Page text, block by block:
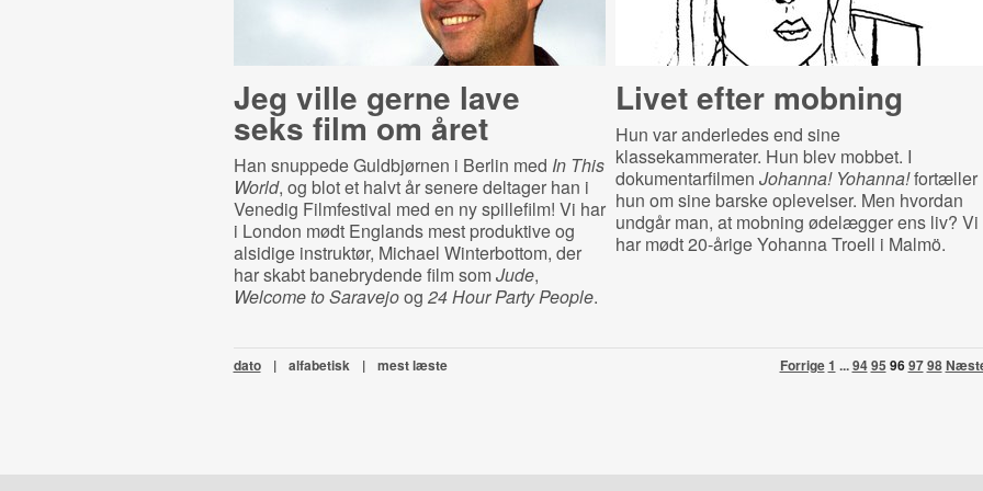
Jeg ville gerne lave
seks film om året
Han snuppede Guldbjørnen i Berlin med In This
World, og blot et halvt år senere deltager han i
Venedig Filmfestival med en ny spillefilm! Vi har
i London mødt Englands mest produktive og
alsidige instruktør, Michael Winterbottom, der
har skabt banebrydende film somJude,
Welcome to Saravejoog 24 Hour Party People.
Livet efter mobning
Hun var anderledes end sine
klassekammerater. Hun blev mobbet. I
dokumentarfilmen Johanna! Yohanna!fortæller
hun om sine barske oplevelser. Men hvordan
undgår man, at mobning ødelægger ens liv? Vi
har mødt 20-årige Yohanna Troell i Malmö.
Forrige1 ...9495 969798
dato | alfabetisk | mest læste